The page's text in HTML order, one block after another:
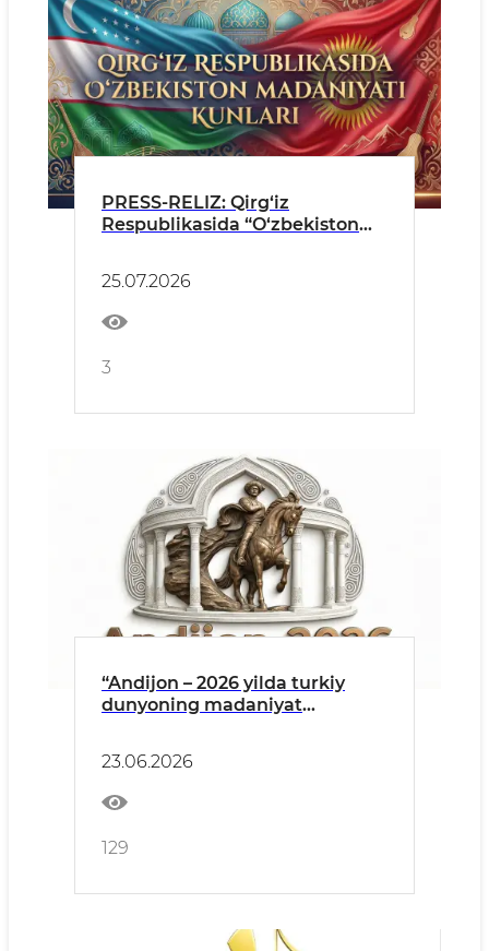
PRESS-RELIZ: Qirg‘iz
Respublikasida “O‘zbekiston
25.07.2026
3
“Andijon – 2026 yilda turkiy
dunyoning madaniyat
RELIZI
23.06.2026
129